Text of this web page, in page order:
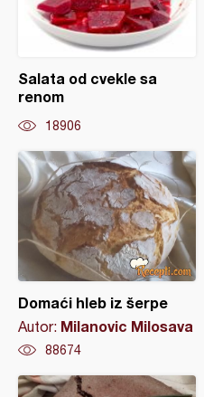
Salata od cvekle sa
renom
18906
Domaći hleb iz šerpe
Autor: Milanovic Milosava
88674